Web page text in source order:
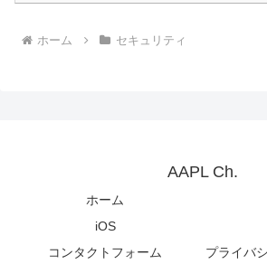
ホーム セキュリティ
AAPL Ch.
ホーム
iOS
コンタクトフォーム
プライバ